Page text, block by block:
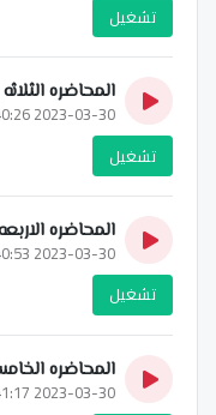
تشغيل
المحاضره
2023-03-30 15:40:26
تشغيل
المحاضره
2023-03-30 15:40:53
تشغيل
المحاضره
2023-03-30 15:41:17